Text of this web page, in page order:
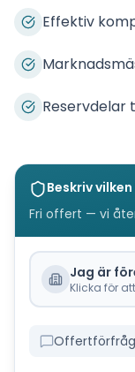
Effektiv
Reservdelar
Beskriv vilken
Fri offert — vi
Jag är
Klicka för